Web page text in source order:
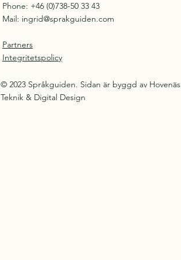
Phone: +46 (0)738-50 33 43
Mail: ingrid@sprakguiden.com
Partners
Integritetspolicy
© 2023 Språkguiden. Sidan är byggd av Hovenäs
Teknik & Digital Design